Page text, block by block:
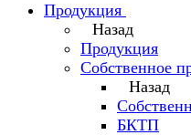
Продукция
Назад
Продукция
Собственное
Назад
БКТП